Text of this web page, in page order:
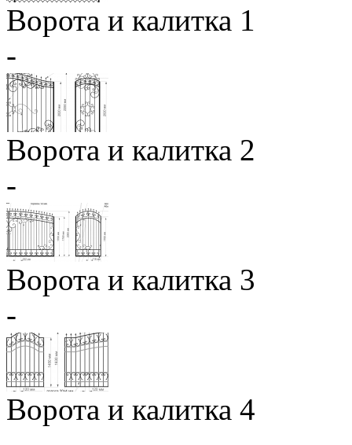
Ворота и калитка 1
-
Ворота и калитка 2
-
Ворота и калитка 3
-
Ворота и калитка 4